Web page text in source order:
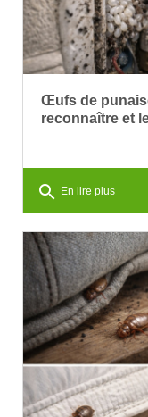
Œufs de
reconnaître et
search En lire plus